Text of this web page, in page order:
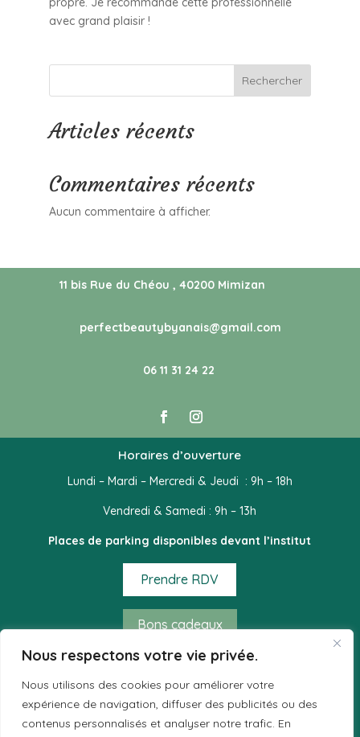
Nous respectons votre vie privée.
Nous utilisons des cookies pour améliorer votre
expérience de navigation, diffuser des publicités ou des
contenus personnalisés et analyser notre trafic. En
avec grand plaisir !
Rechercher
Articles récents
Commentaires récents
Aucun commentaire à afficher.
11 bis Rue du Chéou , 40200 Mimizan
perfectbeautybyanais@gmail.com
06 11 31 24 22
Horaires d’ouverture
Lundi – Mardi – Mercredi & Jeudi : 9h – 18h
Vendredi & Samedi : 9h – 13h
Places de parking disponibles devant l’institut
Prendre RDV
Bons cadeaux
Mode de règlement acceptés
– Espèces